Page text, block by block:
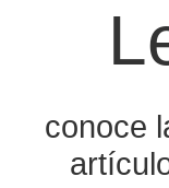
conoce